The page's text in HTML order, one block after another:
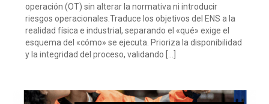
operación (OT) sin alterar la normativa ni introducir
riesgos operacionales.Traduce los objetivos del ENS a la
realidad física e industrial, separando el «qué» exige el
esquema del «cómo» se ejecuta. Prioriza la disponibilidad
y la integridad del proceso, validando […]